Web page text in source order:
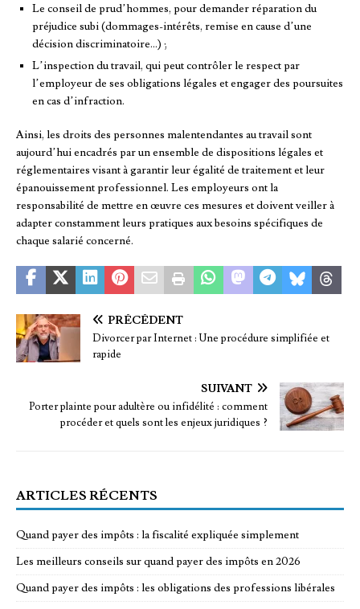
Le conseil de prud’hommes, pour demander réparation du
préjudice subi (dommages-intérêts, remise en cause d’une
décision discriminatoire…) ;
L’inspection du travail, qui peut contrôler le respect par
l’employeur de ses obligations légales et engager des poursuites
en cas d’infraction.
Ainsi, les droits des personnes malentendantes au travail sont
aujourd’hui encadrés par un ensemble de dispositions légales et
réglementaires visant à garantir leur égalité de traitement et leur
épanouissement professionnel. Les employeurs ont la
responsabilité de mettre en œuvre ces mesures et doivent veiller à
adapter constamment leurs pratiques aux besoins spécifiques de
chaque salarié concerné.
PRÉCÉDENT
Divorcer par Internet : Une procédure simplifiée et
rapide
SUIVANT
Porter plainte pour adultère ou infidélité : comment
procéder et quels sont les enjeux juridiques ?
ARTICLES RÉCENTS
Quand payer des impôts : la fiscalité expliquée simplement
Les meilleurs conseils sur quand payer des impôts en 2026
Quand payer des impôts : les obligations des professions libérales